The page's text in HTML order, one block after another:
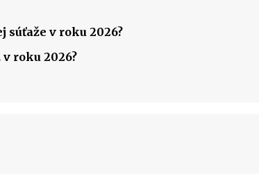
v roku 2026?
roku 2026?